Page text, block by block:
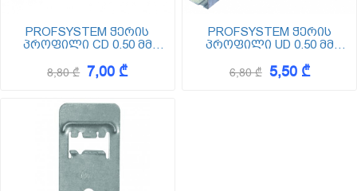
PROFSYSTEM ჭერის
პროფილი CD 0.50 მმ
8,80 ₾ 7,00 ₾
PROFSYSTEM ჭერის
პროფილი UD 0.50 მმ
6,80 ₾ 5,50 ₾